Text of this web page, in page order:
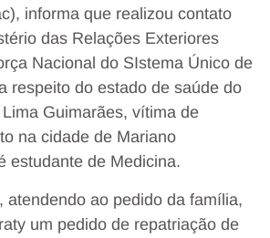
informa que realizou contato
das Relações Exteriores
Nacional do SIstema Único de
respeito do estado de saúde do
Guimarães, vítima de
na cidade de Mariano
estudante de Medicina.
atendendo ao pedido da família,
um pedido de repatriação de